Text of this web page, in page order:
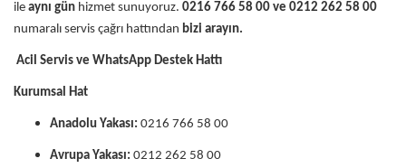
ile aynı gün hizmet sunuyoruz. 0216 766 58 00 ve 0212 262 58 00
numaralı servis çağrı hattından bizi arayın.
Acil Servis ve WhatsApp Destek Hattı
Kurumsal Hat
Anadolu Yakası: 0216 766 58 00
Avrupa Yakası: 0212 262 58 00